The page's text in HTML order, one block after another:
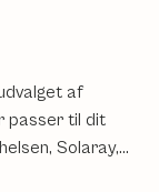
af
passer til dit
Solaray,